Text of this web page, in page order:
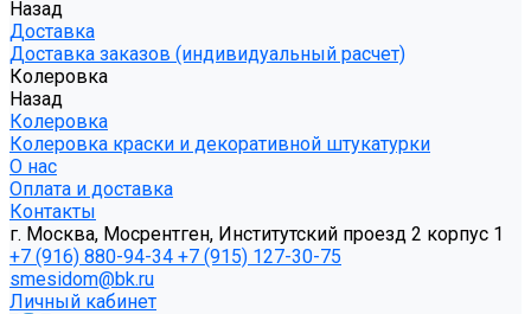
Назад
Доставка
Доставка заказов (индивидуальный расчет)
Колеровка
Назад
Колеровка
Колеровка краски и декоративной штукатурки
О нас
Оплата и доставка
Контакты
г. Москва, Мосрентген, Институтский проезд 2 корпус 1
+7 (916) 880-94-34 +7 (915) 127-30-75
smesidom@bk.ru
Личный кабинет